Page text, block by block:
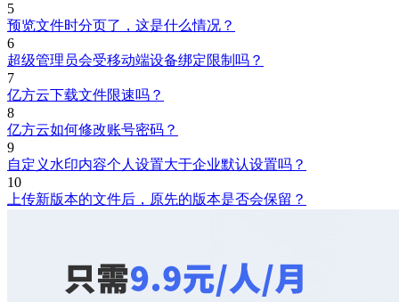
5
预览文件时分页了，这是什么情况？
6
超级管理员会受移动端设备绑定限制吗？
7
亿方云下载文件限速吗？
8
亿方云如何修改账号密码？
9
自定义水印内容个人设置大于企业默认设置吗？
10
上传新版本的文件后，原先的版本是否会保留？